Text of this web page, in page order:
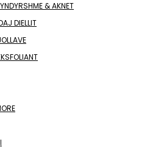
& AKNET
DIELLIT